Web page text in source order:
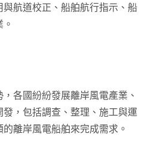
與航道校正、船舶航行指示、船
各國紛紛發展離岸風電產業、
，包括調查、整理、施工與運
離岸風電船舶來完成需求。